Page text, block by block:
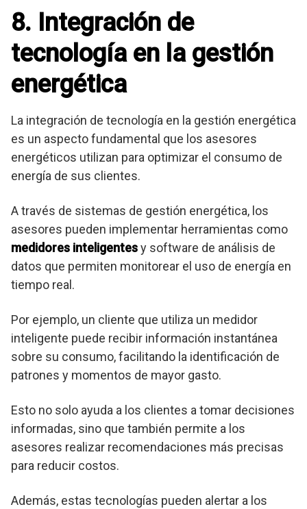
8. Integración de
tecnología en la gestión
energética
La integración de tecnología en la gestión energética
es un aspecto fundamental que los asesores
energéticos utilizan para optimizar el consumo de
energía de sus clientes.
A través de sistemas de gestión energética, los
asesores pueden implementar herramientas como
medidores inteligentesy software de análisis de
datos que permiten monitorear el uso de energía en
tiempo real.
Por ejemplo, un cliente que utiliza un medidor
inteligente puede recibir información instantánea
sobre su consumo, facilitando la identificación de
patrones y momentos de mayor gasto.
Esto no solo ayuda a los clientes a tomar decisiones
informadas, sino que también permite a los
asesores realizar recomendaciones más precisas
para reducir costos.
Además, estas tecnologías pueden alertar a los